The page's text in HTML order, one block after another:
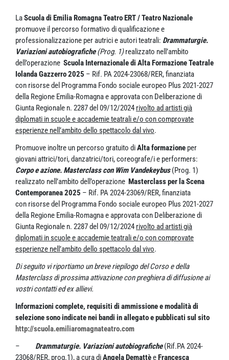
LaScuola di Emilia Romagna Teatro ERT / Teatro Nazionale
promuove il percorso formativo di qualificazione e
professionalizzazione per autrici e autori teatrali: Drammaturgie.
Variazioni autobiografiche (Prog. 1)realizzato nell’ambito
dell’operazione Scuola Internazionale di Alta Formazione Teatrale
Iolanda Gazzerro 2025 – Rif. PA 2024-23068/RER, finanziata
con risorse del Programma Fondo sociale europeo Plus 2021-2027
della Regione Emilia-Romagna e approvata con Deliberazione di
Giunta Regionale n. 2287 del 09/12/2024 rivolto ad artisti già
diplomati in scuole e accademie teatrali e/o con comprovate
esperienze nell’ambito dello spettacolo dal vivo.
Promuove inoltre un percorso gratuito diAlta formazione per
giovani attrici/tori, danzatrici/tori, coreografe/i e performers:
Corpo e azione. Masterclass con Wim Vandekeybus(Prog. 1)
realizzato nell’ambito dell’operazione Masterclass per la Scena
Contemporanea 2025 – Rif. PA 2024-23069/RER, finanziata
con risorse del Programma Fondo sociale europeo Plus 2021-2027
della Regione Emilia-Romagna e approvata con Deliberazione di
Giunta Regionale n. 2287 del 09/12/2024 rivolto ad artisti già
diplomati in scuole e accademie teatrali e/o con comprovate
esperienze nell’ambito dello spettacolo dal vivo.
Di seguito vi riportiamo un breve riepilogo del Corso e della
Masterclass di prossima attivazione con preghiera di diffusione ai
vostri contatti ed ex allievi.
Informazioni complete, requisiti di ammissione e modalità di
selezione sono indicate nei bandi in allegato e pubblicati sul sito
http://scuola.emiliaromagnateatro.com
– Drammaturgie. Variazioni autobiografiche(Rif.PA 2024-
23068/RER, prog.1), a cura diAngela DemattèeFrancesca